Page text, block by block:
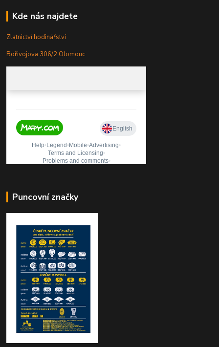
Kde nás najdete
Zlatnictví hodinářství
Bořivojova 306/2 Olomouc
Puncovní značky